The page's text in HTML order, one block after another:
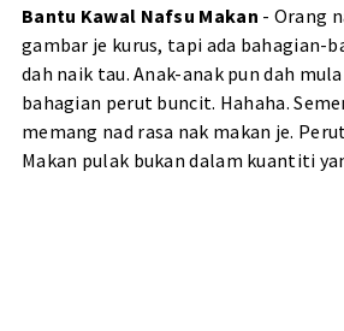
Bantu Kawal Nafsu Makan - Orang
gambar je kurus, tapi ada bahagian-
dah naik tau. Anak-anak pun dah
bahagian perut buncit. Hahaha.
memang nad rasa nak makan je.
Makan pulak bukan dalam kuantiti